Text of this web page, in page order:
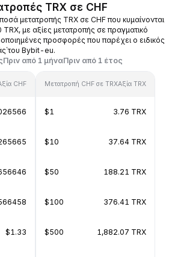
TRX σε CHF
μετατροπής TRX σε CHF που κυμαίνονται
με αξίες μετατροπής σε πραγματικό
προσφορές που παρέχει ο ειδικός
Bybit-eu.
Πριν από 1 μήναΠριν από 1 έτος
CHF
$1.33
Μετατροπή CHF σε TRXΑξία TRX
$1 3.76 TRX
$10 37.64 TRX
$50 188.21 TRX
$100 376.41 TRX
$500 1,882.07 TRX